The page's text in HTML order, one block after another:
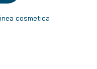
cosmetica